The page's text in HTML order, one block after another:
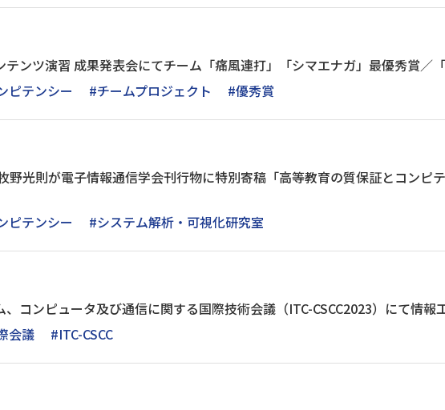
テンツ演習 成果発表会にてチーム「痛風連打」「シマエナガ」最優秀賞／
ピテンシー #チームプロジェクト #優秀賞
野光則が電子情報通信学会刊行物に特別寄稿「高等教育の質保証とコンピ
ピテンシー #システム解析・可視化研究室
、コンピュータ及び通信に関する国際技術会議（ITC-CSCC2023）にて情報
会議 #ITC-CSCC